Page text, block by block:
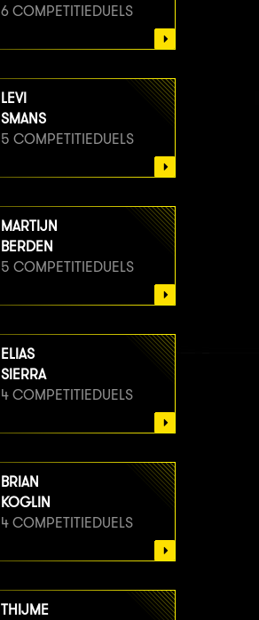
6 COMPETITIEDUELS
LEVI
SMANS
5 COMPETITIEDUELS
MARTIJN
BERDEN
5 COMPETITIEDUELS
ELIAS
SIERRA
4 COMPETITIEDUELS
BRIAN
KOGLIN
4 COMPETITIEDUELS
THIJME